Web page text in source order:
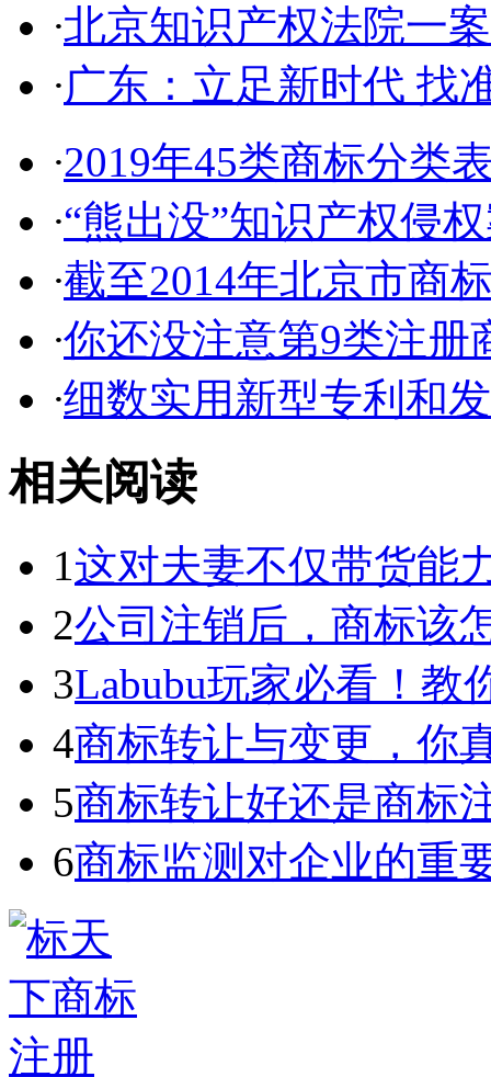
·北京知识产权法院一
·广东：立足新时代 找
·2019年45类商标分类
·“熊出没”知识产权侵
·截至2014年北京市商
·你还没注意第9类注册
·细数实用新型专利和
相关阅读
1这对夫妻不仅带货能
2公司注销后，商标该
3Labubu玩家必看！教
4商标转让与变更，你
5商标转让好还是商标
6商标监测对企业的重